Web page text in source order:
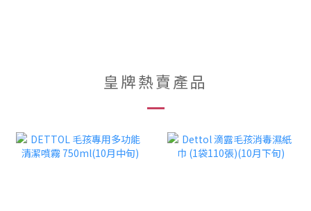
皇牌熱賣產品